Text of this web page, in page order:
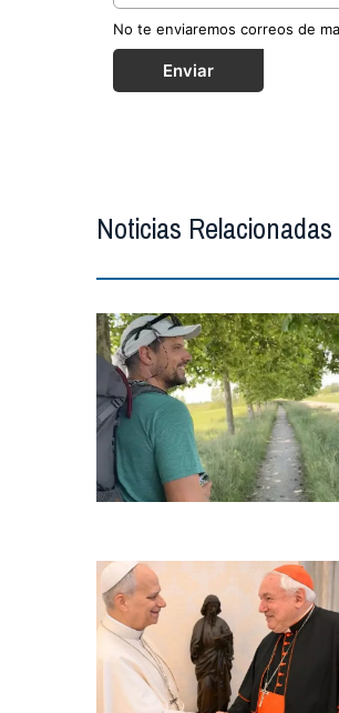
No te enviaremos correos de
Enviar
Noticias Relacionadas